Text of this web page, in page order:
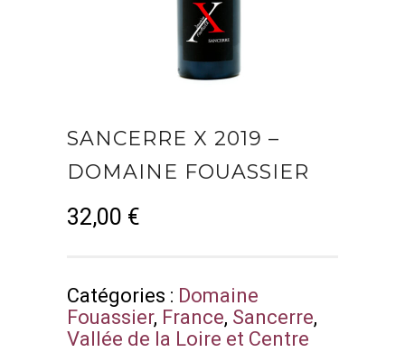
SANCERRE X 2019 –
DOMAINE FOUASSIER
32,00 €
Catégories : Domaine
Fouassier, France, Sancerre,
Vallée de la Loire et Centre